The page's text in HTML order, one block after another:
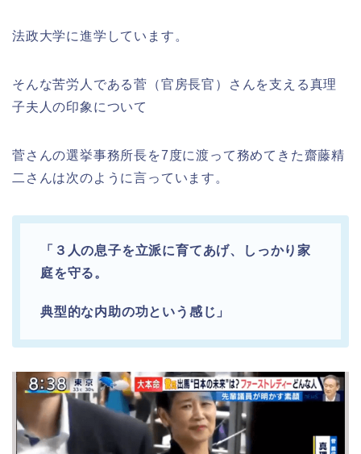
法政大学に進学しています。
そんな苦労人である菅（官房長官）さんを支える真理
子夫人の印象について
菅さんの選挙事務所長を7度に渡って務めてきた齋藤精
二さんは次のように言っています。
「３人の息子を立派に育てあげ、しっかり家
庭を守る。
典型的な内助の功という感じ」